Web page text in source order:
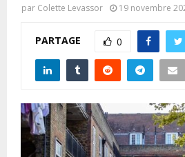
par Colette Levassor 19 novembre
PARTAGE 0